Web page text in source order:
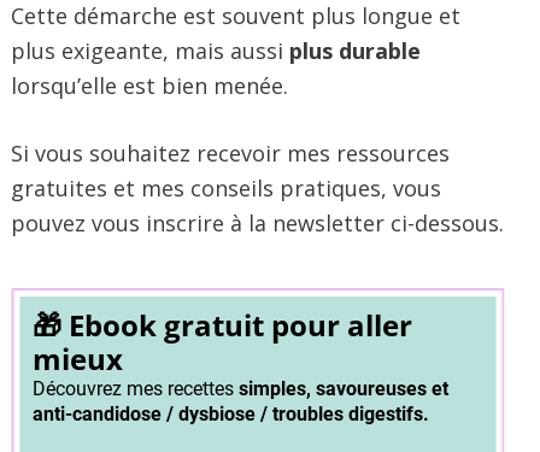
Cette démarche est souvent plus longue et
plus exigeante, mais aussi plus durable
lorsqu’elle est bien menée.
Si vous souhaitez recevoir mes ressources
gratuites et mes conseils pratiques, vous
pouvez vous inscrire à la newsletter ci-dessous.